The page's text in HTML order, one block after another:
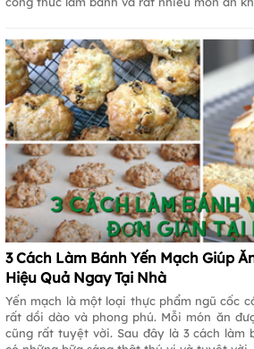
3 Cách Làm Bánh Yến Mạch Giúp
Hiệu Quả Ngay Tại Nhà
Yến mạch là một loại thực phẩm ngũ cốc
rất dồi dào và phong phú. Mỗi món ăn
cũng rất tuyệt vời. Sau đây là 3 cách làm